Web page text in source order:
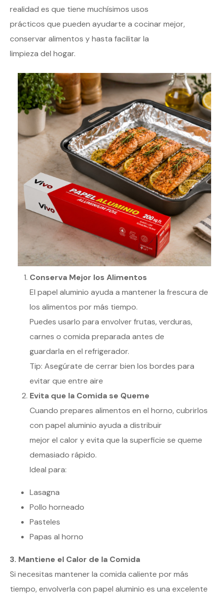
realidad es que tiene muchísimos usos
prácticos que pueden ayudarte a cocinar mejor,
conservar alimentos y hasta facilitar la
limpieza del hogar.
Conserva Mejor los Alimentos
El papel aluminio ayuda a mantener la frescura de
los alimentos por más tiempo.
Puedes usarlo para envolver frutas, verduras,
carnes o comida preparada antes de
guardarla en el refrigerador.
Tip: Asegúrate de cerrar bien los bordes para
evitar que entre aire
Evita que la Comida se Queme
Cuando prepares alimentos en el horno, cubrirlos
con papel aluminio ayuda a distribuir
mejor el calor y evita que la superficie se queme
demasiado rápido.
Ideal para:
Lasagna
Pollo horneado
Pasteles
Papas al horno
3. Mantiene el Calor de la Comida
Si necesitas mantener la comida caliente por más
tiempo, envolverla con papel aluminio es una excelente